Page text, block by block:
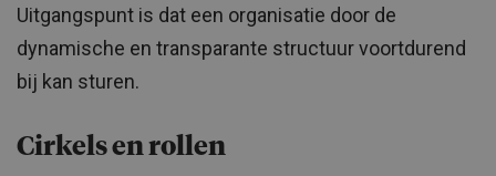
Uitgangspunt is dat een organisatie door de
dynamische en transparante structuur voortdurend
bij kan sturen.
Cirkels en rollen